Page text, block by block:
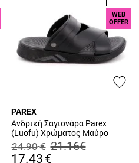
WEB
OFFER
PAREX
Ανδρική Σαγιονάρα Parex
(Luofu) Χρώματος Μαύρο
11831098.B
24.90 € 21.16€
17.43 €